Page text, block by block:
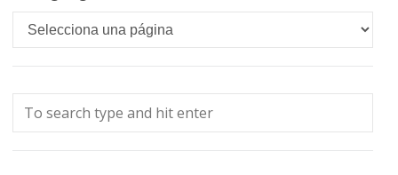
Languages